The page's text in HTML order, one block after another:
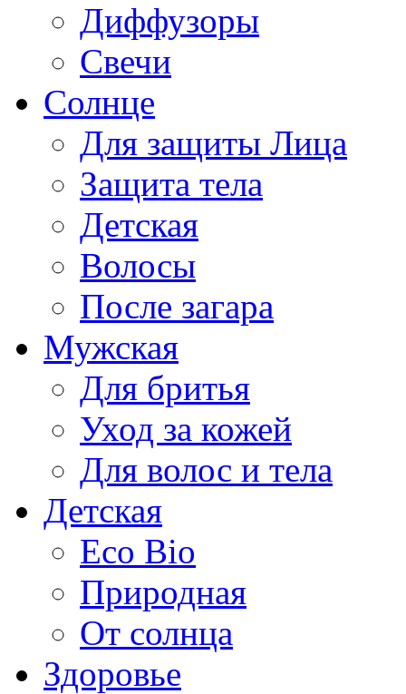
Диффузоры
Свечи
Солнце
Для защиты Лица
Защита тела
Детская
Волосы
После загара
Мужская
Для бритья
Уход за кожей
Для волос и тела
Детская
Eco Bio
Природная
От солнца
Здоровье